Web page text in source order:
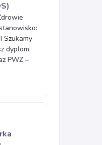
Szukamy
dyplom
PWZ –